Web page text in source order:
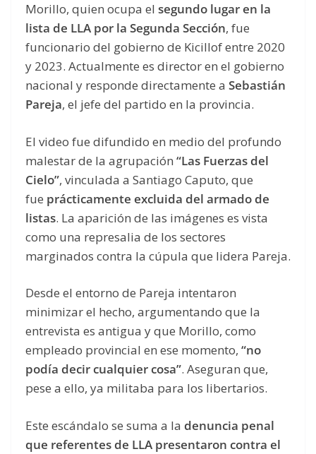
Morillo, quien ocupa el segundo lugar en la
lista de LLA por la Segunda Sección, fue
funcionario del gobierno de Kicillof entre 2020
y 2023. Actualmente es director en el gobierno
nacional y responde directamente a Sebastián
Pareja, el jefe del partido en la provincia.
El video fue difundido en medio del profundo
malestar de la agrupación “Las Fuerzas del
Cielo”, vinculada a Santiago Caputo, que
fue prácticamente excluida del armado de
listas. La aparición de las imágenes es vista
como una represalia de los sectores
marginados contra la cúpula que lidera Pareja.
Desde el entorno de Pareja intentaron
minimizar el hecho, argumentando que la
entrevista es antigua y que Morillo, como
empleado provincial en ese momento, “no
podía decir cualquier cosa”. Aseguran que,
pese a ello, ya militaba para los libertarios.
Este escándalo se suma a la denuncia penal
que referentes de LLA presentaron contra el